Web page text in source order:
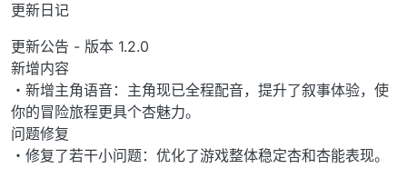
更新日记
更新公告 - 版本 1.2.0
新增内容
・新增主角语音：主角现已全程配音，提升了叙事体验，使
你的冒险旅程更具个杏魅力。
问题修复
・修复了若干小问题：优化了游戏整体稳定杏和杏能表现。